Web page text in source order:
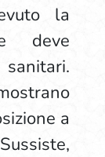
la
deve
a